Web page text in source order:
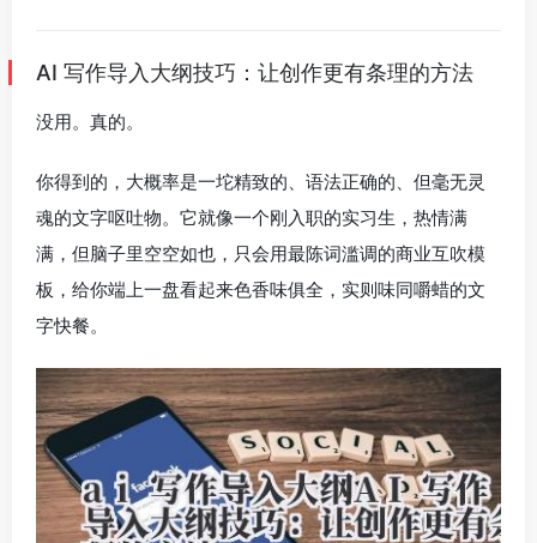
AI 写作导入大纲技巧：让创作更有条理的方法
没用。真的。
你得到的，大概率是一坨精致的、语法正确的、但毫无灵
魂的文字呕吐物。它就像一个刚入职的实习生，热情满
满，但脑子里空空如也，只会用最陈词滥调的商业互吹模
板，给你端上一盘看起来色香味俱全，实则味同嚼蜡的文
字快餐。